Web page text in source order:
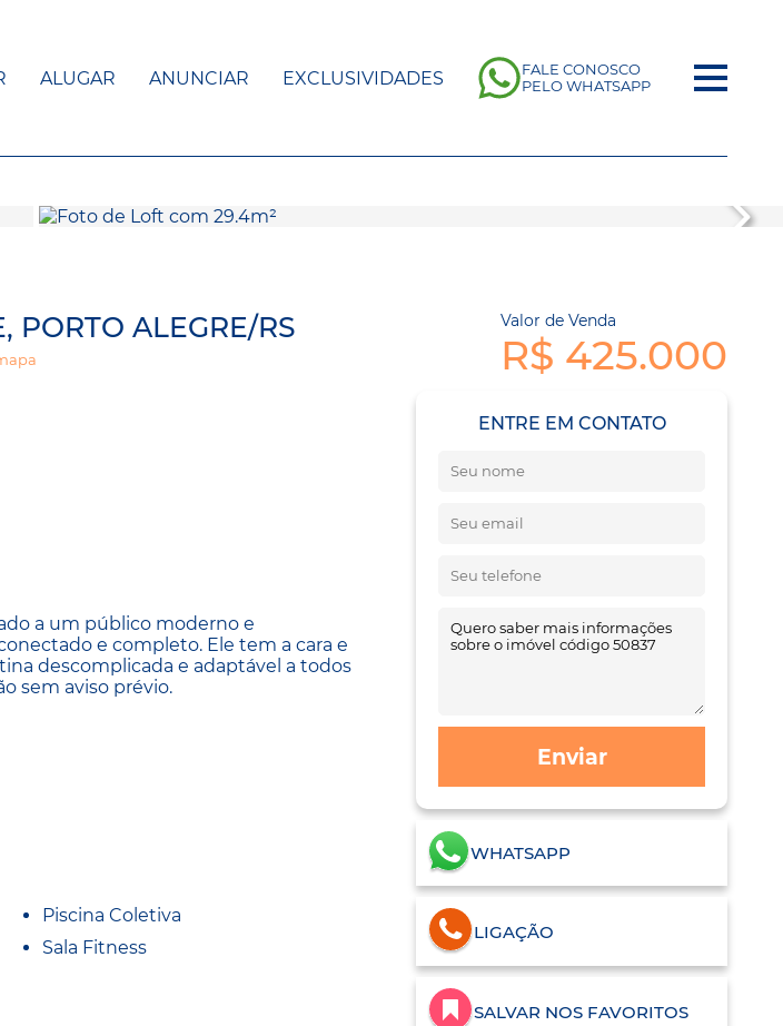
ALUGAR ANUNCIAR EXCLUSIVIDADES
FALE CONOSCO
PELO WHATSAPP
PORTO ALEGRE/RS Valor de Venda
R$ 425.000
a um público moderno e
e completo. Ele tem a cara e
descomplicada e adaptável a todos
sem aviso prévio.
Piscina Coletiva
Sala Fitness
ENTRE EM CONTATO
Enviar
WHATSAPP
LIGAÇÃO
SALVAR NOS FAVORITOS